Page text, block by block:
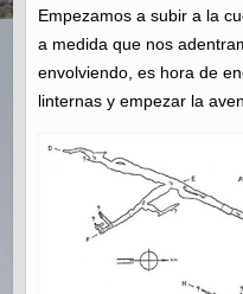
Empezamos a subir a la
a medida que nos
envolviendo, es hora de
linternas y empezar la